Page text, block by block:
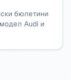
бюлетини
Audi и